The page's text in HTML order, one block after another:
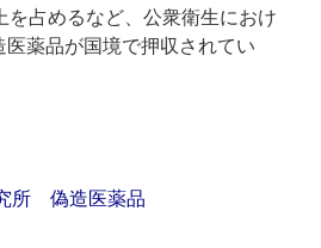
占めるなど、公衆衛生におけ
薬品が国境で押収されてい
所
偽造医薬品